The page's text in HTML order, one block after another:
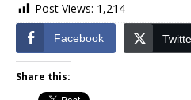
Post Views: 1,214
Facebook
Share this: